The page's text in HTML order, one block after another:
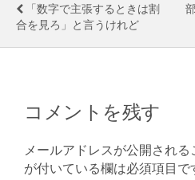
「数字で主張するときは割
合を見ろ」と言うけれど
コメントを残す
メールアドレスが公開される
が付いている欄は必須項目で